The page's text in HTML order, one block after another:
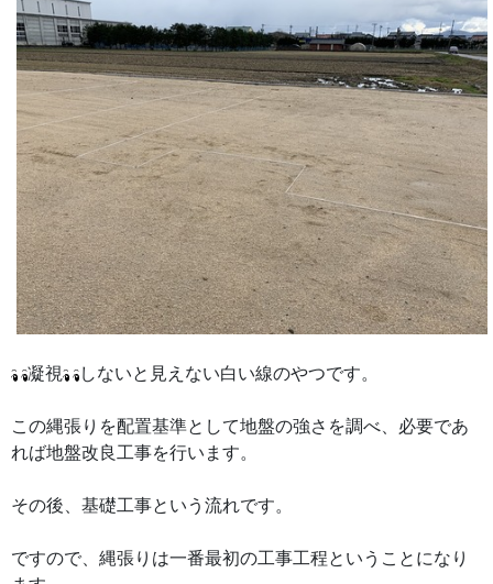
凝視 しないと見えない白い線のやつです。
この縄張りを配置基準として地盤の強さを調べ、必要であ
れば地盤改良工事を行います。
その後、基礎工事という流れです。
ですので、縄張りは一番最初の工事工程ということになり